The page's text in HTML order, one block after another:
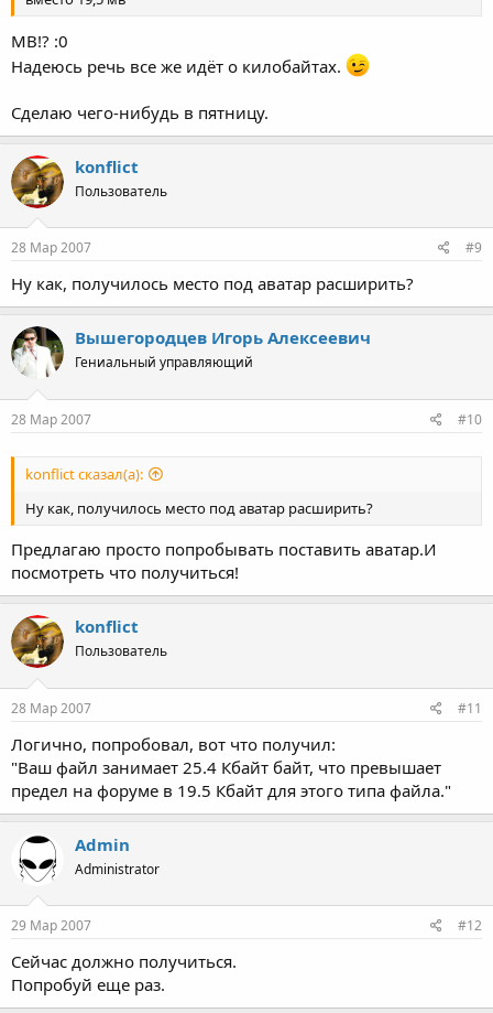
МВ!? :0
Надеюсь речь все же идёт о килобайтах.
Сделаю чего-нибудь в пятницу.
konflict
Пользователь
28 Мар 2007 #9
Ну как, получилось место под аватар расширить?
Вышегородцев Игорь Алексеевич
Гениальный управляющий
28 Мар 2007 #10
konflict сказал(а):
Ну как, получилось место под аватар расширить?
Предлагаю просто попробывать поставить аватар.И
посмотреть что получиться!
konflict
Пользователь
28 Мар 2007 #11
Логично, попробовал, вот что получил:
"Ваш файл занимает 25.4 Кбайт байт, что превышает
предел на форуме в 19.5 Кбайт для этого типа файла."
Admin
Administrator
29 Мар 2007 #12
Сейчас должно получиться.
Попробуй еще раз.